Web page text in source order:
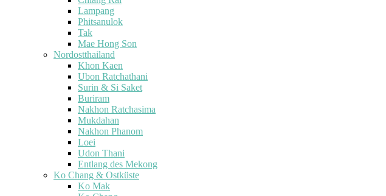
Lampang
Phitsanulok
Tak
Mae Hong Son
Nordostthailand
Khon Kaen
Ubon Ratchathani
Surin & Si Saket
Buriram
Nakhon Ratchasima
Mukdahan
Nakhon Phanom
Loei
Udon Thani
Entlang des Mekong
Ko Chang & Ostküste
Ko Mak